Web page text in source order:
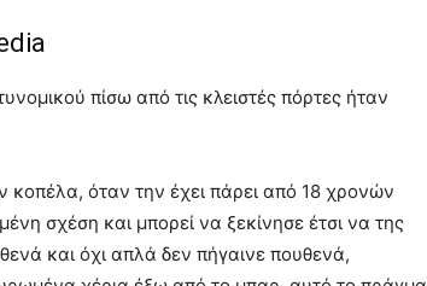
πίσω από τις κλειστές πόρτες ήταν
κοπέλα, όταν την έχει πάρει από 18 χρονών
σχέση και μπορεί να ξεκίνησε έτσι να της
και όχι απλά δεν πήγαινε πουθενά,